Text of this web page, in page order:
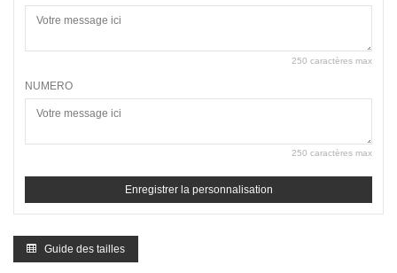
250 caractères max
NUMERO
250 caractères max
Enregistrer la personnalisation
Guide des tailles